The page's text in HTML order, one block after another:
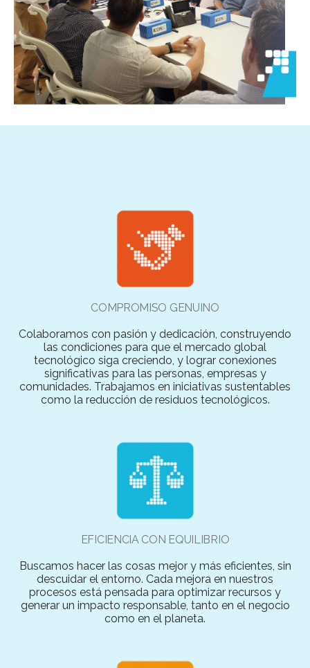
COMPROMISO GENUINO
Colaboramos con pasión y dedicación, construyendo
las condiciones para que el mercado global
tecnológico siga creciendo, y lograr conexiones
significativas para las personas, empresas y
comunidades. Trabajamos en iniciativas sustentables
como la reducción de residuos tecnológicos.
EFICIENCIA CON EQUILIBRIO
Buscamos hacer las cosas mejor y más eficientes, sin
descuidar el entorno. Cada mejora en nuestros
procesos está pensada para optimizar recursos y
generar un impacto responsable, tanto en el negocio
como en el planeta.